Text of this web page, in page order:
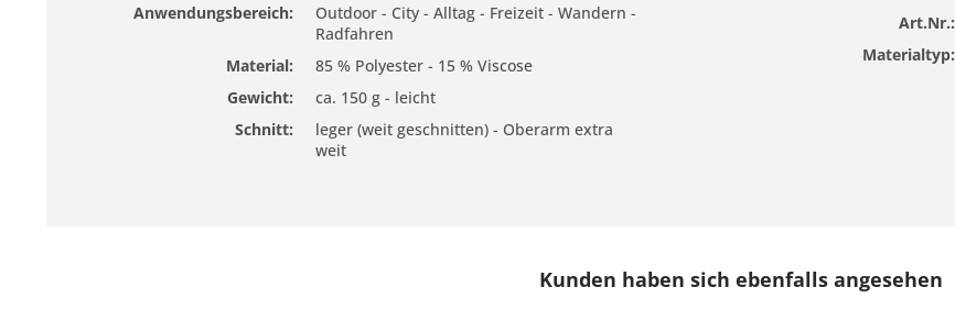
Anwendungsbereich:
Outdoor - City - Alltag - Freizeit - Wandern -
Radfahren
Material:
85 % Polyester - 15 % Viscose
Gewicht:
ca. 150 g - leicht
Schnitt:
leger (weit geschnitten) - Oberarm extra
weit
Art.Nr.:
Materialtyp:
Kunden haben sich ebenfalls angesehen